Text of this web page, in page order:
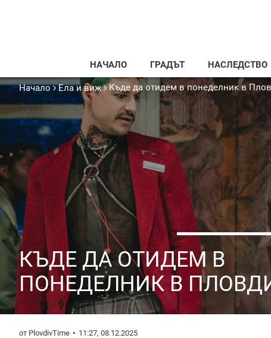
НАЧАЛО ГРАДЪТ НАСЛЕДСТВО
Начало Ела и виж Къде да отидем в понеделник в
КЪДЕ ДА ОТИДЕМ В
ПОНЕДЕЛНИК В
от PlovdivTime 11:27, 08.12.2025